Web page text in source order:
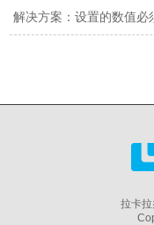
解决方案：设置的数值必
拉卡